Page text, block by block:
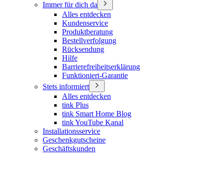
Immer für dich da
Alles entdecken
Kundenservice
Produktberatung
Bestellverfolgung
Rücksendung
Hilfe
Barrierefreiheitserklärung
Funktioniert-Garantie
Stets informiert
Alles entdecken
tink Plus
tink Smart Home Blog
tink YouTube Kanal
Installationsservice
Geschenkgutscheine
Geschäftskunden